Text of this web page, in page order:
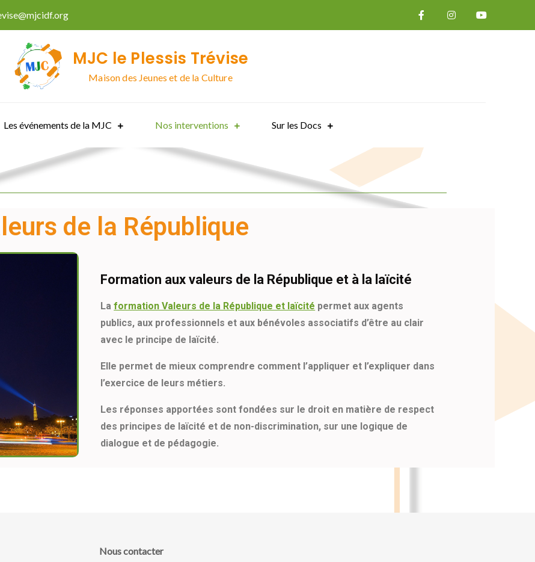
MJC le Plessis Trévise
Maison des Jeunes et de la Culture
Les événements de la MJC Nos interventions Sur les Docs
de la République
Formation aux valeurs de la République et à la laïcité
Laformation Valeurs de la République et laïcité permet aux agents
publics, aux professionnels et aux bénévoles associatifs d’être au clair
avec le principe de laïcité.
Elle permet de mieux comprendre comment l’appliquer et l’expliquer dans
l’exercice de leurs métiers.
Les réponses apportées sont fondées sur le droit en matière de respect
des principes de laïcité et de non-discrimination, sur une logique de
dialogue et de pédagogie.
Nous contacter